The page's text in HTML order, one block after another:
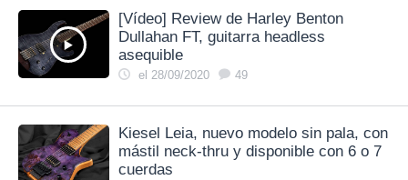
[Vídeo] Review de Harley Benton
Dullahan FT, guitarra headless
asequible
el 28/09/2020 49
Kiesel Leia, nuevo modelo sin pala, con
mástil neck-thru y disponible con 6 o 7
cuerdas